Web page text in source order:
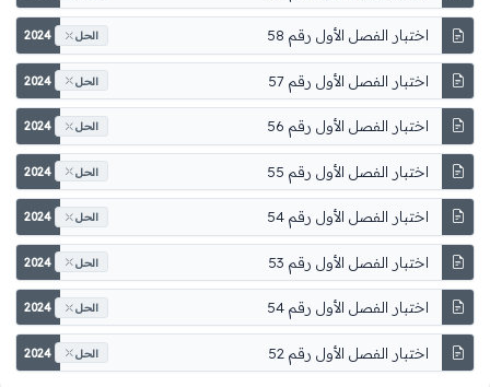
اختبار الفصل الأول رقم 58 2024 الحل
اختبار الفصل الأول رقم 57 2024 الحل
اختبار الفصل الأول رقم 56 2024 الحل
اختبار الفصل الأول رقم 55 2024 الحل
اختبار الفصل الأول رقم 54 2024 الحل
اختبار الفصل الأول رقم 53 2024 الحل
اختبار الفصل الأول رقم 54 2024 الحل
اختبار الفصل الأول رقم 52 2024 الحل